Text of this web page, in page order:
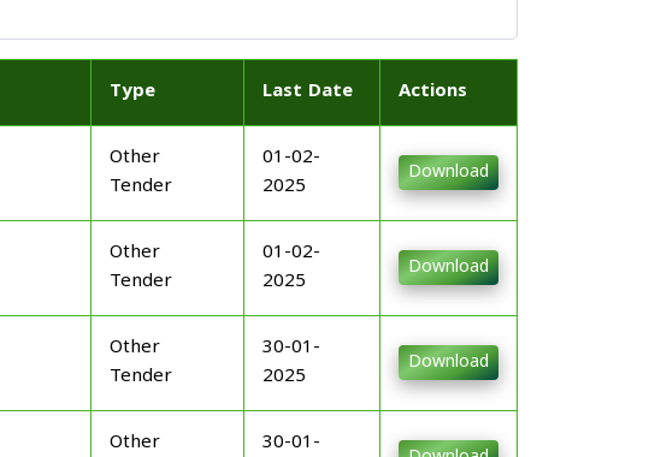
Type Last Date Actions
Other
Tender
01-02-
2025
Download
Other
Tender
01-02-
2025
Download
Other
Tender
30-01-
2025
Download
Other
30-01-